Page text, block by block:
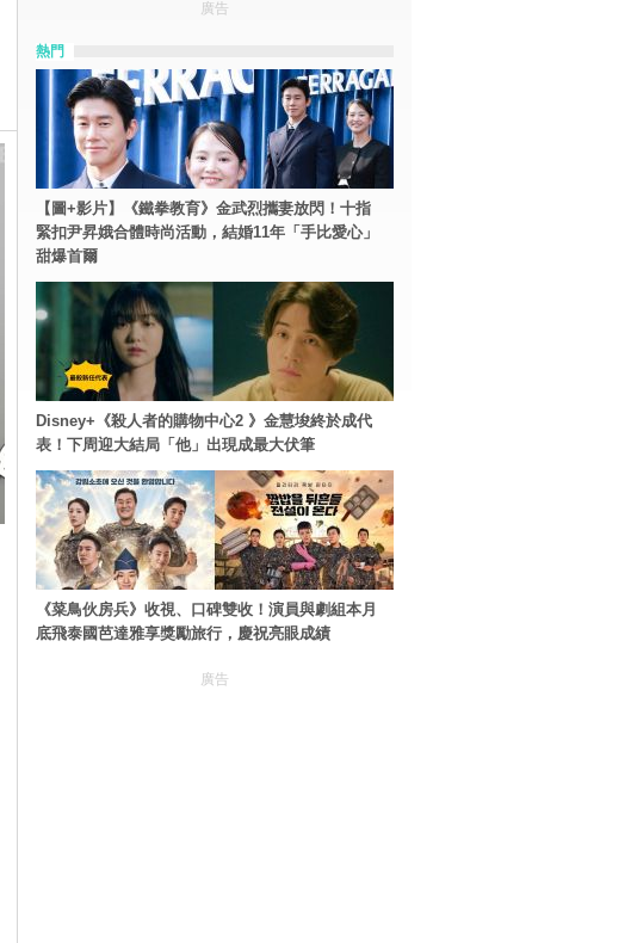
廣告
熱門
【圖+影片】《鐵拳教育》金武烈攜妻放閃！十指
緊扣尹昇娥合體時尚活動，結婚11年「手比愛心」
甜爆首爾
Disney+《殺人者的購物中心2 》金慧埈終於成代
表！下周迎大結局「他」出現成最大伏筆
《菜鳥伙房兵》收視、口碑雙收！演員與劇組本月
底飛泰國芭達雅享獎勵旅行，慶祝亮眼成績
廣告